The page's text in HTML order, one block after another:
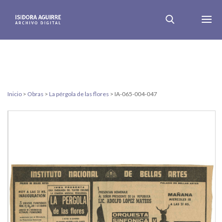
Inicio > Obras > La pérgola de las flores > IA-065-004-047